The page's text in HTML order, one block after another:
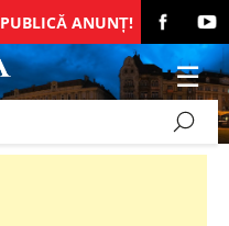
PUBLICĂ ANUNȚ!